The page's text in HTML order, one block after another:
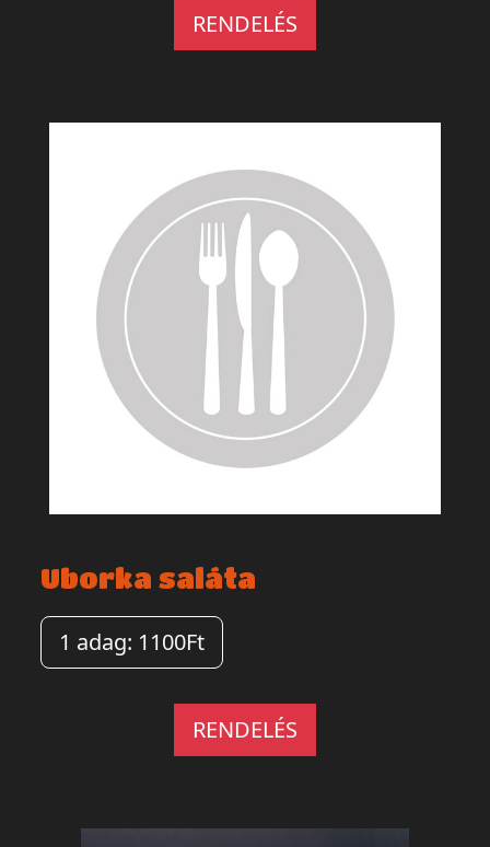
RENDELÉS
Uborka saláta
1 adag: 1100Ft
RENDELÉS